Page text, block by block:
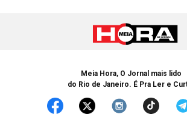
Meia Hora, O Jornal mais lido
do Rio de Janeiro. É Pra Ler e